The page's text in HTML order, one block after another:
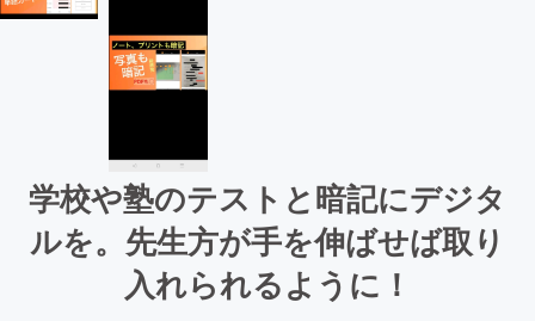
学校や塾のテストと暗記にデジタ
ルを。先生方が手を伸ばせば取り
入れられるように！